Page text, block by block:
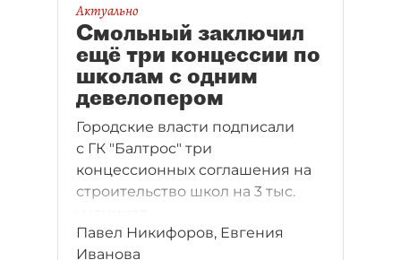
Актуально
Смольный заключил
ещё три концессии по
школам с одним
девелопером
Городские власти подписали
с ГК "Балтрос" три
концессионных соглашения на
строительство школ на 3 тыс.
Павел Никифоров, Евгения
Иванова